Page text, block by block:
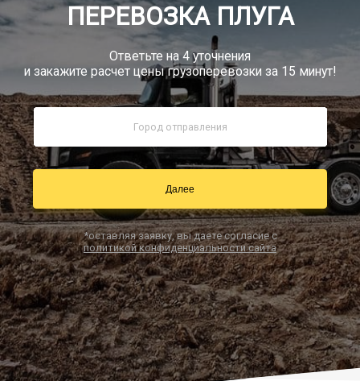
8 (800) 505-40-85
Звонок по России бесплатный
sale@simtruck-negabarit.ru
Заказать звонок
Грузы
ПЕРЕВОЗКА ПЛУГА
Ответьте на 4 уточнения
и закажите расчет цены грузоперевозки за 15 минут!
Далее
*оставляя заявку, вы даете согласие с
политикой конфиденциальности сайта